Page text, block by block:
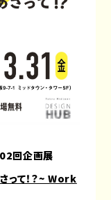
回企画展
って！？~ Work